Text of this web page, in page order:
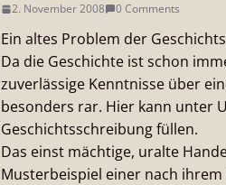
2. November 2008 0 Comments
Ein altes Problem der
Da die Geschichte ist schon
zuverlässige Kenntnisse über
besonders rar. Hier kann unter
Geschichtsschreibung füllen.
Das einst mächtige, uralte
Musterbeispiel einer nach